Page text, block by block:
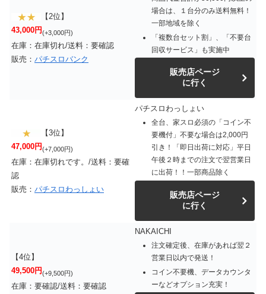
【2位】
43,000円(+3,000円)
在庫：在庫切れ/送料：要確認
販売： パチスロバンク
場合は、１台分のみ送料無料！
一部地域を除く
「複数台セット割」、「不要台
回収サービス」も実施中
販売店ページ
に行く
【3位】
47,000円(+7,000円)
在庫：在庫切れです。/送料：要確
認
販売： パチスロわっしょい
パチスロわっしょい
全台、家スロ必須の「コイン不
要機付」不要な場合は2,000円
引き！「即日出荷に対応」平日
午後２時までの注文で翌営業日
に出荷！！一部商品除く
販売店ページ
に行く
【4位】
49,500円(+9,500円)
在庫：要確認/送料：要確認
NAKAICHI
注文確定後、在庫があれば翌２
営業日以内で発送！
コイン不要機、データカウンタ
ーなどオプション充実！